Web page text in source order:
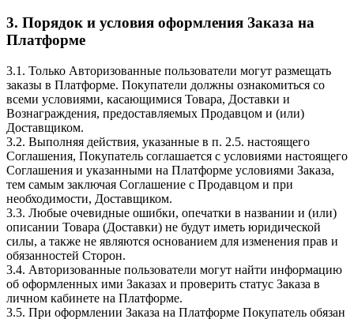
3. Порядок и условия оформления Заказа на
Платформе
3.1. Только Авторизованные пользователи могут размещать
заказы в Платформе. Покупатели должны ознакомиться со
всеми условиями, касающимися Товара, Доставки и
Вознаграждения, предоставляемых Продавцом и (или)
Доставщиком.
3.2. Выполняя действия, указанные в п. 2.5. настоящего
Соглашения, Покупатель соглашается с условиями настоящего
Соглашения и указанными на Платформе условиями Заказа,
тем самым заключая Соглашение с Продавцом и при
необходимости, Доставщиком.
3.3. Любые очевидные ошибки, опечатки в названии и (или)
описании Товара (Доставки) не будут иметь юридической
силы, а также не являются основанием для изменения прав и
обязанностей Сторон.
3.4. Авторизованные пользователи могут найти информацию
об оформленных ими Заказах и проверить статус Заказа в
личном кабинете на Платформе.
3.5. При оформлении Заказа на Платформе Покупатель обязан